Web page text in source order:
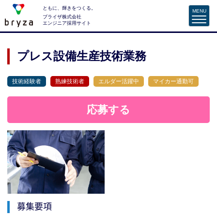
MENU
ともに、輝きをつくる。
ブライザ株式会社
エンジニア採用サイト
プレス設備生産技術業務
技術経験者 熟練技術者 エルダー活躍中 マイカー通勤可
応募する
募集要項